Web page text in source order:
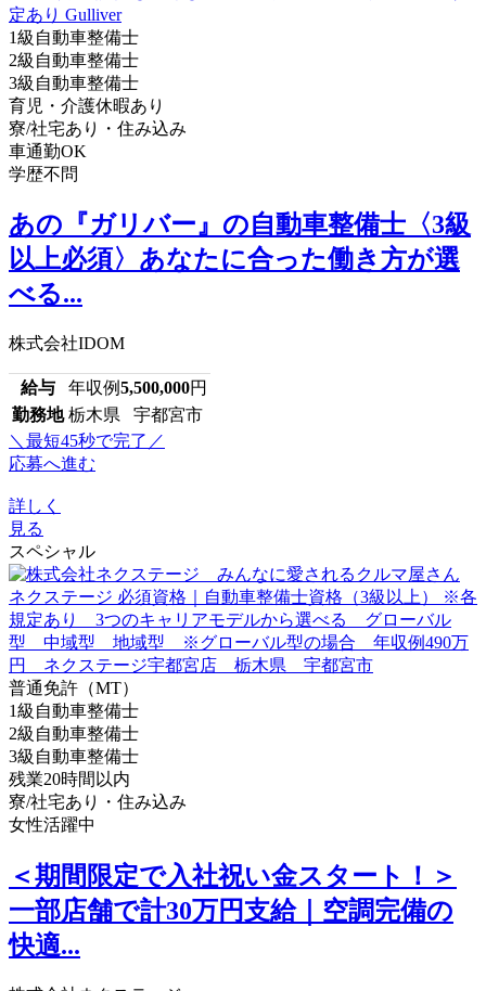
1級自動車整備士
2級自動車整備士
3級自動車整備士
育児・介護休暇あり
寮/社宅あり・住み込み
車通勤OK
学歴不問
あの『ガリバー』の自動車整備士〈3級
以上必須〉あなたに合った働き方が選
べる...
株式会社IDOM
給与 年収例5,500,000円
勤務地 栃木県 宇都宮市
＼最短45秒で完了／
応募へ進む
詳しく
見る
スペシャル
普通免許（MT）
1級自動車整備士
2級自動車整備士
3級自動車整備士
残業20時間以内
寮/社宅あり・住み込み
女性活躍中
＜期間限定で入社祝い金スタート！＞
一部店舗で計30万円支給｜空調完備の
快適...